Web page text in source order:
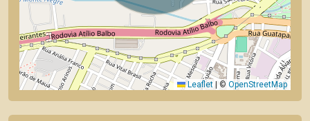
Leaflet © OpenStreetMap